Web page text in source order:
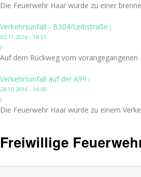
Die Feuerwehr Haar wurde zu einer
Verkehrsunfall - B304/Leibstraße (
02.11.2016 - 18:51
)
Auf dem Rückweg vom
Verkehrsunfall auf der A99 (
28.10.2016 - 14:00
)
Die Feuerwehr Haar wurde zu einem
Freiwillige